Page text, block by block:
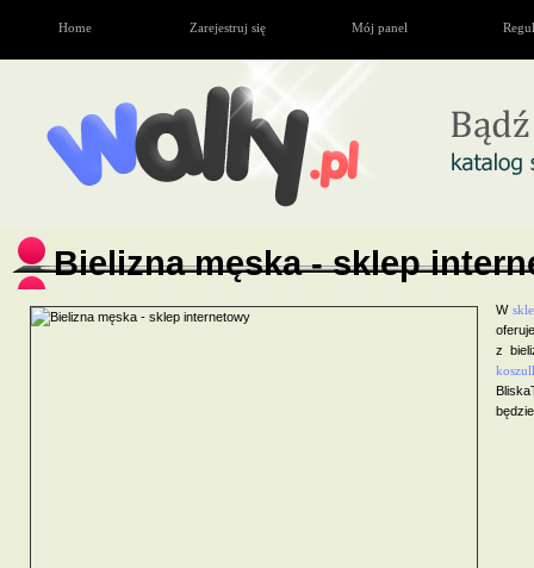
Home Zarejestruj się Mój panel
Bielizna męska - sklep
W
z